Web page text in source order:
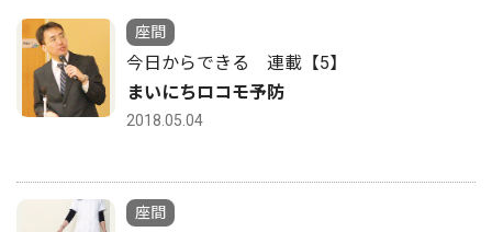
座間
今日からできる 連載【5】
まいにちロコモ予防
2018.05.04
座間